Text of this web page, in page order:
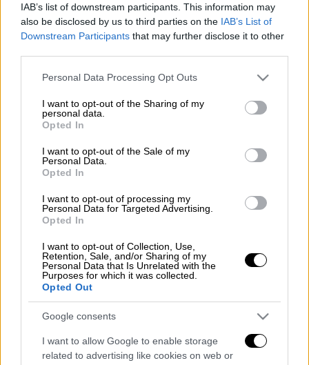
IAB’s list of downstream participants. This information may
also be disclosed by us to third parties on the IAB’s List of
Downstream Participants that may further disclose it to other
Please note that this website/app uses one or more Google
not limited to your visit or usage behaviour. You may click to
grant or deny consent to Google and its third-party tags to
use your data for below specified purposes in below Google
consent section.
Personal Data Processing Opt Outs
I want to opt-out of the Sharing of my
personal data.
Opted In
I want to opt-out of the Sale of my
Personal Data.
Opted In
I want to opt-out of processing my
Personal Data for Targeted Advertising.
Opted In
I want to opt-out of Collection, Use,
Retention, Sale, and/or Sharing of my
Personal Data that Is Unrelated with the
Purposes for which it was collected.
Opted Out
Google consents
I want to allow Google to enable storage
related to advertising like cookies on web or
Προσθέστε το ΕΘΝΟΣ στη Google
Ένα πολύχρωμο και εντυπωσιακό δάσος
στήθηκε στο πολύπαθοΜάτι. Στο πλαίσιο
της εκδήλωσης «23 δέντρα μία ιστορία» και
του project "Act4Mati" καμένοι κορμοί
δέντρων ζωγραφίστηκαν και απέκτησαν ζωή
δίνοντας το αισιόδοξο μήνυμα ότι η περιοχή
ξαναγεννιέται.